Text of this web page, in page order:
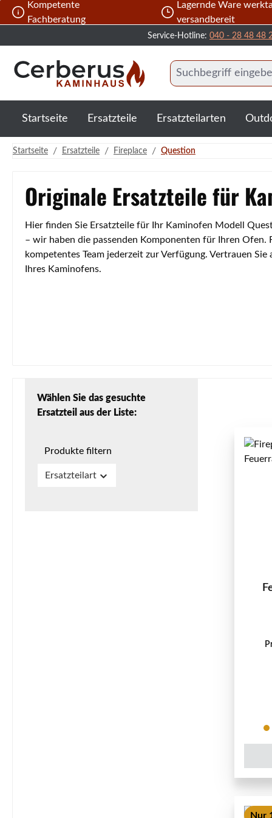
Hauptinhalt springen
Zur Suche springen
Zur Hauptnavigation springen
Kompetente
Fachberatung
Lagernde Ware
versandbereit
Service-Hotline: 040 - 28 48 48
Startseite Ersatzteile Ersatzteilarten
Startseite / Ersatzteile / Fireplace / Question
Originale Ersatzteile für
Hier finden Sie Ersatzteile für Ihr Kaminofen Modell
– wir haben die passenden Komponenten für Ihren Ofen.
kompetentes Team jederzeit zur Verfügung. Vertrauen Sie
Ihres Kaminofens.
Wählen Sie das gesuchte
Ersatzteil aus der Liste:
Produkte filtern
Ersatzteilart
Nur